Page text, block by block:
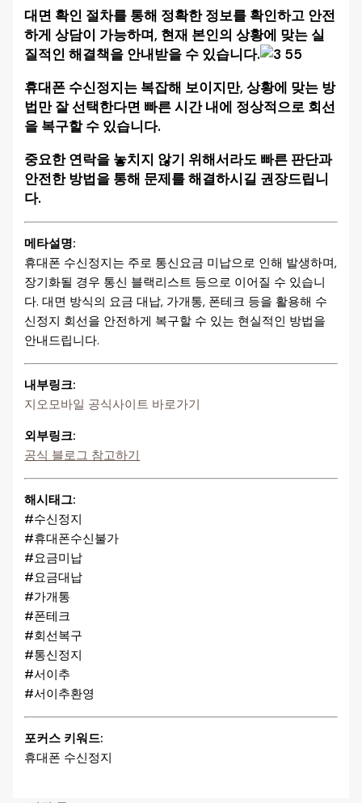
대면 확인 절차를 통해 정확한 정보를 확인하고 안전
하게 상담이 가능하며, 현재 본인의 상황에 맞는 실
질적인 해결책을 안내받을 수 있습니다.
휴대폰 수신정지는 복잡해 보이지만, 상황에 맞는 방
법만 잘 선택한다면 빠른 시간 내에 정상적으로 회선
을 복구할 수 있습니다.
중요한 연락을 놓치지 않기 위해서라도 빠른 판단과
안전한 방법을 통해 문제를 해결하시길 권장드립니
다.
메타설명:
휴대폰 수신정지는 주로 통신요금 미납으로 인해 발생하며,
장기화될 경우 통신 블랙리스트 등으로 이어질 수 있습니
다. 대면 방식의 요금 대납, 가개통, 폰테크 등을 활용해 수
신정지 회선을 안전하게 복구할 수 있는 현실적인 방법을
안내드립니다.
내부링크:
지오모바일 공식사이트 바로가기
외부링크:
공식 블로그 참고하기
해시태그:
#수신정지
#휴대폰수신불가
#요금미납
#요금대납
#가개통
#폰테크
#회선복구
#통신정지
#서이추
#서이추환영
포커스 키워드:
휴대폰 수신정지